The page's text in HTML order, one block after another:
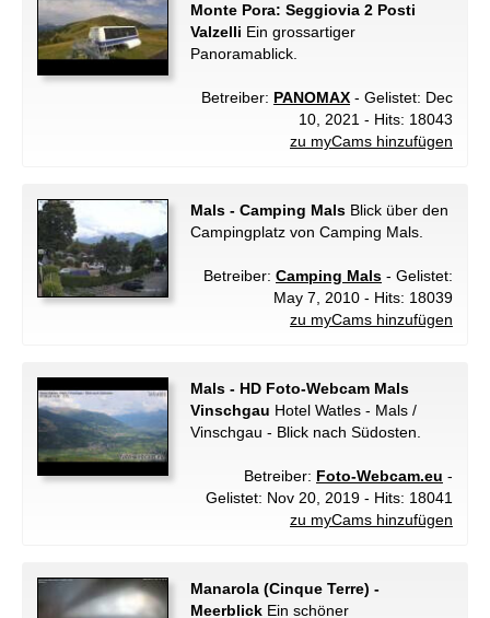
Monte Pora: Seggiovia 2 Posti
Valzelli Ein grossartiger
Panoramablick.
Betreiber: PANOMAX - Gelistet: Dec
10, 2021 - Hits: 18043
zu myCams hinzufügen
Mals - Camping Mals Blick über den
Campingplatz von Camping Mals.
Betreiber: Camping Mals - Gelistet:
May 7, 2010 - Hits: 18039
zu myCams hinzufügen
Mals - HD Foto-Webcam Mals
Vinschgau Hotel Watles - Mals /
Vinschgau - Blick nach Südosten.
Betreiber: Foto-Webcam.eu -
Gelistet: Nov 20, 2019 - Hits: 18041
zu myCams hinzufügen
Manarola (Cinque Terre) -
Meerblick Ein schöner